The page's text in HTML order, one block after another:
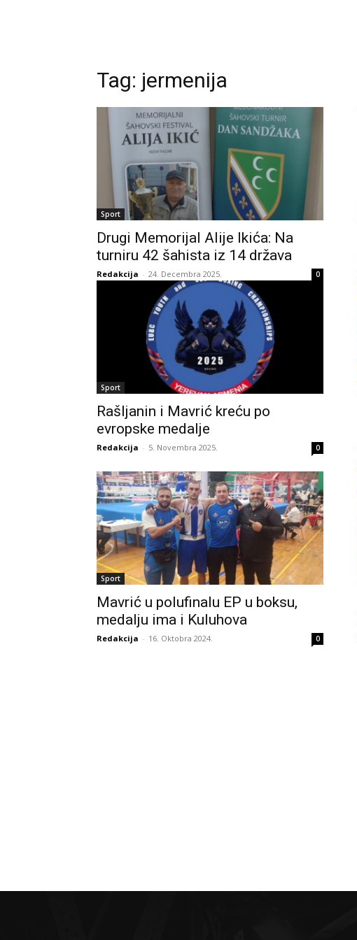
Tag: jermenija
Sport
Drugi Memorijal Alije Ikića: Na
turniru 42 šahista iz 14 država
Redakcija - 24. Decembra 2025. 0
Sport
Rašljanin i Mavrić kreću po
evropske medalje
Redakcija - 5. Novembra 2025. 0
Sport
Mavrić u polufinalu EP u boksu,
medalju ima i Kuluhova
Redakcija - 16. Oktobra 2024. 0